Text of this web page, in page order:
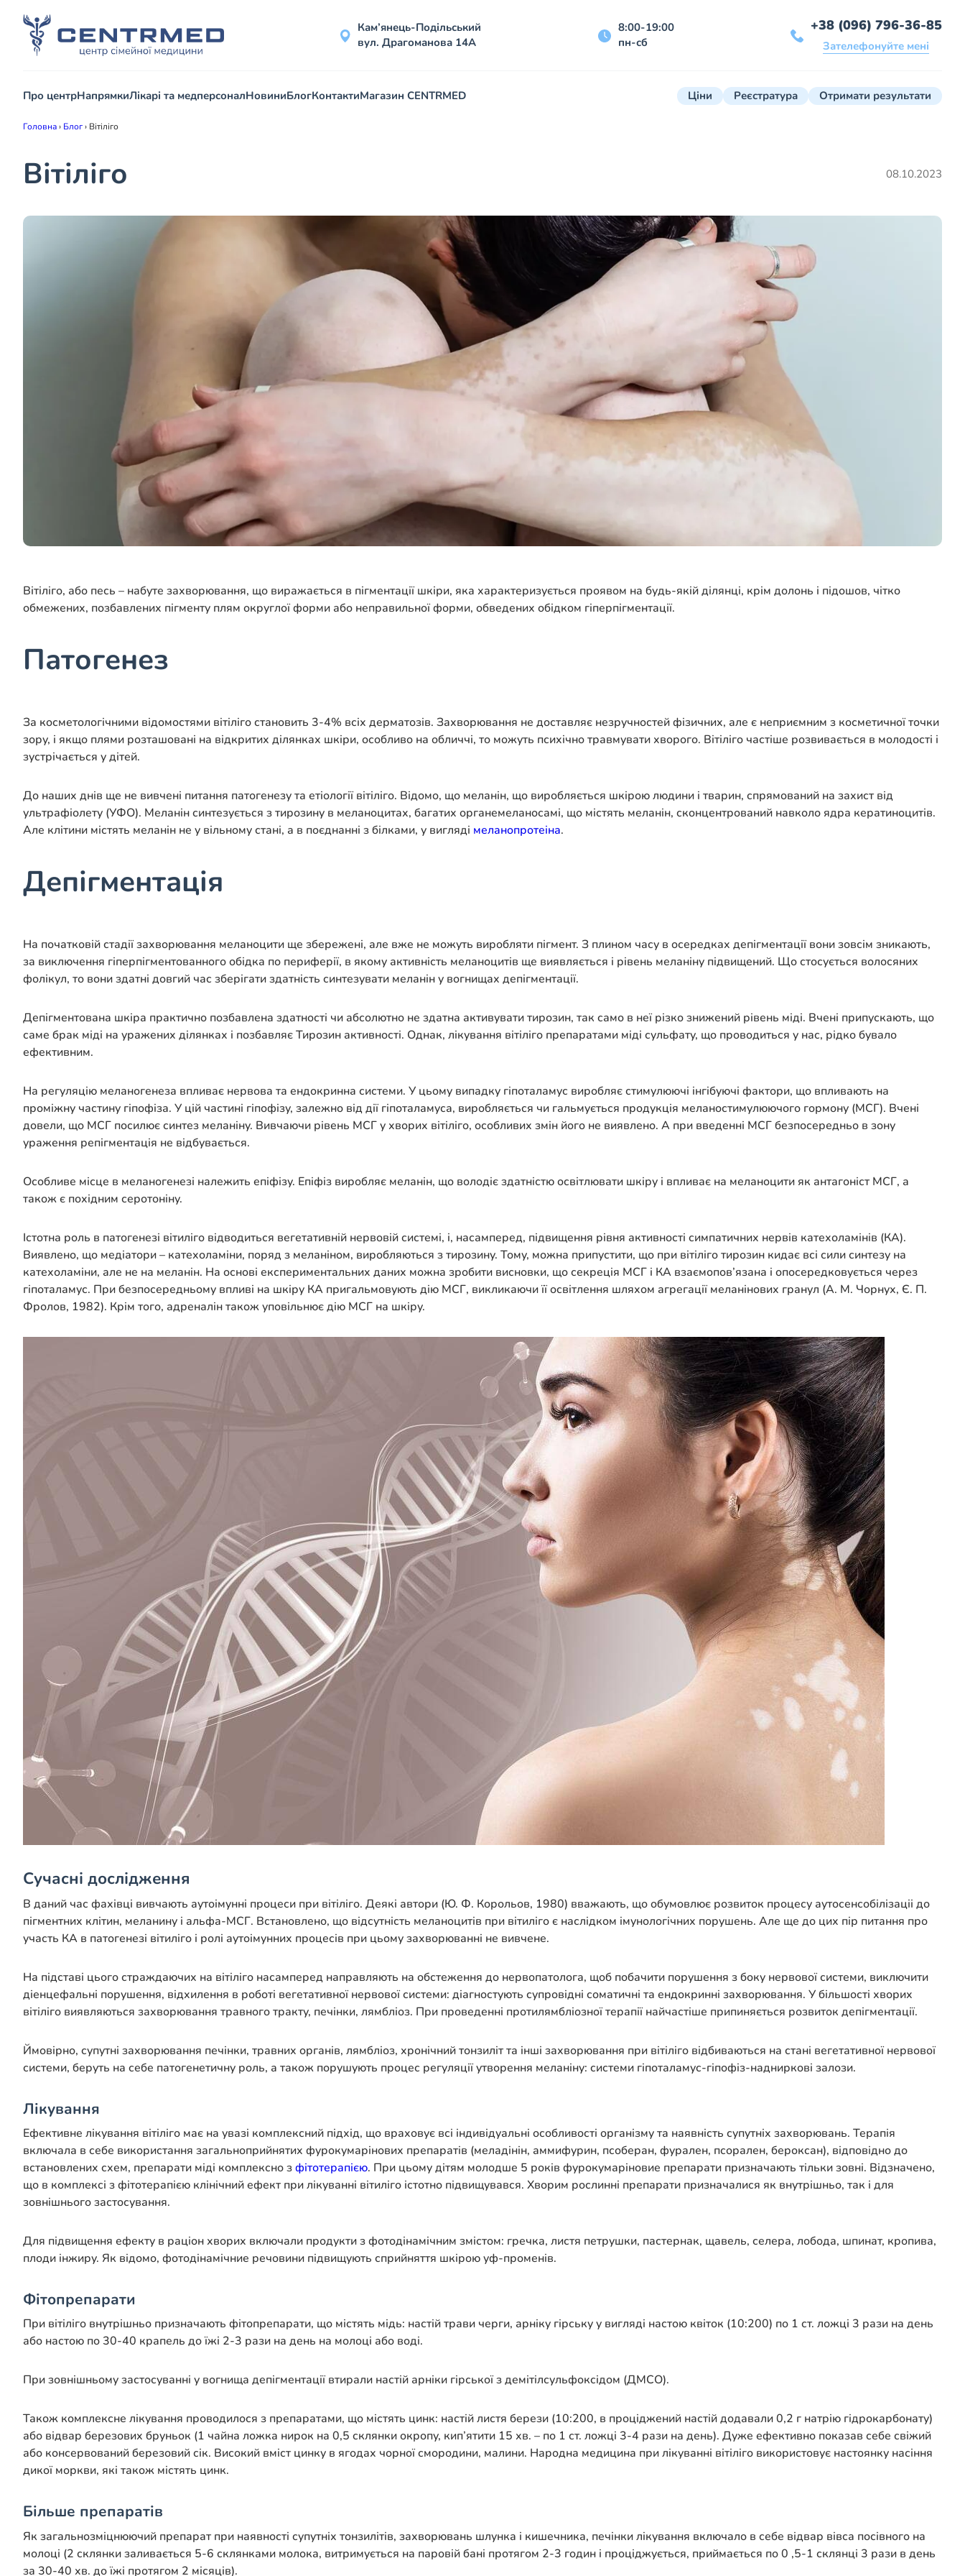
Кам’янець-Подільський
вул. Драгоманова 14А
8:00-19:00
пн-сб
+38 (096) 796-36-85
Зателефонуйте мені
Про центрНапрямкиЛікарі та медперсоналНовиниБлогКонтактиМагазин CENTRMED Ціни Реєстратура Отримати результати
Головна› Блог› Вітіліго
Вітіліго 08.10.2023
Вітіліго, або песь – набуте захворювання, що виражається в пігментації шкіри, яка характеризується проявом на будь-якій ділянці, крім долонь і підошов, чітко
обмежених, позбавлених пігменту плям округлої форми або неправильної форми, обведених обідком гіперпігментації.
Патогенез
За косметологічними відомостями вітіліго становить 3-4% всіх дерматозів. Захворювання не доставляє незручностей фізичних, але є неприємним з косметичної точки
зору, і якщо плями розташовані на відкритих ділянках шкіри, особливо на обличчі, то можуть психічно травмувати хворого. Вітіліго частіше розвивається в молодості і
зустрічається у дітей.
До наших днів ще не вивчені питання патогенезу та етіології вітіліго. Відомо, що меланін, що виробляється шкірою людини і тварин, спрямований на захист від
ультрафіолету (УФО). Меланін синтезується з тирозину в меланоцитах, багатих органемеланосамі, що містять меланін, сконцентрований навколо ядра кератиноцитів.
Але клітини містять меланін не у вільному стані, а в поєднанні з білками, у вигляді меланопротеіна.
Депігментація
На початковій стадії захворювання меланоцити ще збережені, але вже не можуть виробляти пігмент. З плином часу в осередках депігментації вони зовсім зникають,
за виключення гіперпігментованного обідка по периферії, в якому активність меланоцитів ще виявляється і рівень меланіну підвищений. Що стосується волосяних
фолікул, то вони здатні довгий час зберігати здатність синтезувати меланін у вогнищах депігментації.
Депігментована шкіра практично позбавлена здатності чи абсолютно не здатна активувати тирозин, так само в неї різко знижений рівень міді. Вчені припускають, що
саме брак міді на уражених ділянках і позбавляє Тирозин активності. Однак, лікування вітіліго препаратами міді сульфату, що проводиться у нас, рідко бувало
ефективним.
На регуляцію меланогенеза впливає нервова та ендокринна системи. У цьому випадку гіпоталамус виробляє стимулюючі інгібуючі фактори, що впливають на
проміжну частину гіпофіза. У цій частині гіпофізу, залежно від дії гіпоталамуса, виробляється чи гальмується продукція меланостимулюючого гормону (МСГ). Вчені
довели, що МСГ посилює синтез меланіну. Вивчаючи рівень МСГ у хворих вітіліго, особливих змін його не виявлено. А при введенні МСГ безпосередньо в зону
ураження репігментація не відбувається.
Особливе місце в меланогенезі належить епіфізу. Епіфіз виробляє меланін, що володіє здатністю освітлювати шкіру і впливає на меланоцити як антагоніст МСГ, а
також є похідним серотоніну.
Істотна роль в патогенезі вітиліго відводиться вегетативній нервовій системі, і, насамперед, підвищення рівня активності симпатичних нервів катехоламінів (КА).
Виявлено, що медіатори – катехоламіни, поряд з меланіном, виробляються з тирозину. Тому, можна припустити, що при вітіліго тирозин кидає всі сили синтезу на
катехоламіни, але не на меланін. На основі експериментальних даних можна зробити висновки, що секреція МСГ і КА взаємопов’язана і опосередковується через
гіпоталамус. При безпосередньому впливі на шкіру КА пригальмовують дію МСГ, викликаючи її освітлення шляхом агрегації меланінових гранул (А. М. Чорнух, Є. П.
Фролов, 1982). Крім того, адреналін також уповільнює дію МСГ на шкіру.
Сучасні дослідження
В даний час фахівці вивчають аутоімунні процеси при вітіліго. Деякі автори (Ю. Ф. Корольов, 1980) вважають, що обумовлює розвиток процесу аутосенсобілізаціі до
пігментних клітин, меланину і альфа-МСГ. Встановлено, що відсутність меланоцитів при вітиліго є наслідком імунологічних порушень. Але ще до цих пір питання про
участь КА в патогенезі вітиліго і ролі аутоімунних процесів при цьому захворюванні не вивчене.
На підставі цього страждаючих на вітіліго насамперед направляють на обстеження до нервопатолога, щоб побачити порушення з боку нервової системи, виключити
діенцефальні порушення, відхилення в роботі вегетативної нервової системи: діагностують супровідні соматичні та ендокринні захворювання. У більшості хворих
вітіліго виявляються захворювання травного тракту, печінки, лямбліоз. При проведенні протилямбліозної терапії найчастіше припиняється розвиток депігментації.
Ймовірно, супутні захворювання печінки, травних органів, лямбліоз, хронічний тонзиліт та інші захворювання при вітіліго відбиваються на стані вегетативної нервової
системи, беруть на себе патогенетичну роль, а також порушують процес регуляції утворення меланіну: системи гіпоталамус-гіпофіз-надниркові залози.
Лікування
Ефективне лікування вітіліго має на увазі комплексний підхід, що враховує всі індивідуальні особливості організму та наявність супутніх захворювань. Терапія
включала в себе використання загальноприйнятих фурокумарінових препаратів (меладінін, аммифурин, псоберан, фурален, псорален, бероксан), відповідно до
встановлених схем, препарати міді комплексно зфітотерапією. При цьому дітям молодше 5 років фурокумаріновие препарати призначають тільки зовні. Відзначено,
що в комплексі з фітотерапією клінічний ефект при лікуванні вітиліго істотно підвищувався. Хворим рослинні препарати призначалися як внутрішньо, так і для
зовнішнього застосування.
Для підвищення ефекту в раціон хворих включали продукти з фотодінамічним змістом: гречка, листя петрушки, пастернак, щавель, селера, лобода, шпинат, кропива,
плоди інжиру. Як відомо, фотодінамічние речовини підвищують сприйняття шкірою уф-променів.
Фітопрепарати
При вітіліго внутрішньо призначають фітопрепарати, що містять мідь: настій трави черги, арніку гірську у вигляді настою квіток (10:200) по 1 ст. ложці 3 рази на день
або настою по 30-40 крапель до їжі 2-3 рази на день на молоці або воді.
При зовнішньому застосуванні у вогнища депігментації втирали настій арніки гірської з демітілсульфоксідом (ДМСО).
Також комплексне лікування проводилося з препаратами, що містять цинк: настій листя берези (10:200, в проціджений настій додавали 0,2 г натрію гідрокарбонату)
або відвар березових бруньок (1 чайна ложка нирок на 0,5 склянки окропу, кип’ятити 15 хв. – по 1 ст. ложці 3-4 рази на день). Дуже ефективно показав себе свіжий
або консервований березовий сік. Високий вміст цинку в ягодах чорної смородини, малини. Народна медицина при лікуванні вітіліго використовує настоянку насіння
дикої моркви, які також містять цинк.
Більше препаратів
Як загальнозміцнюючий препарат при наявності супутніх тонзилітів, захворювань шлунка і кишечника, печінки лікування включало в себе відвар вівса посівного на
молоці (2 склянки заливається 5-6 склянками молока, витримується на паровій бані протягом 2-3 годин і проціджується, приймається по 0 ,5-1 склянці 3 рази в день
за 30-40 хв. до їжі протягом 2 місяців).